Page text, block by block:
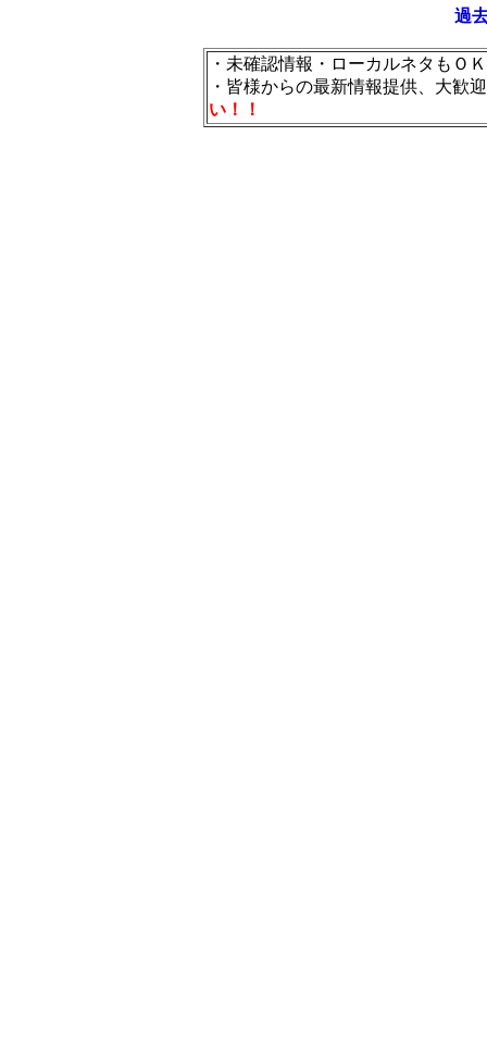
過
・未確認情報・ローカルネタもＯ
・皆様からの最新情報提供、大歓
い！！